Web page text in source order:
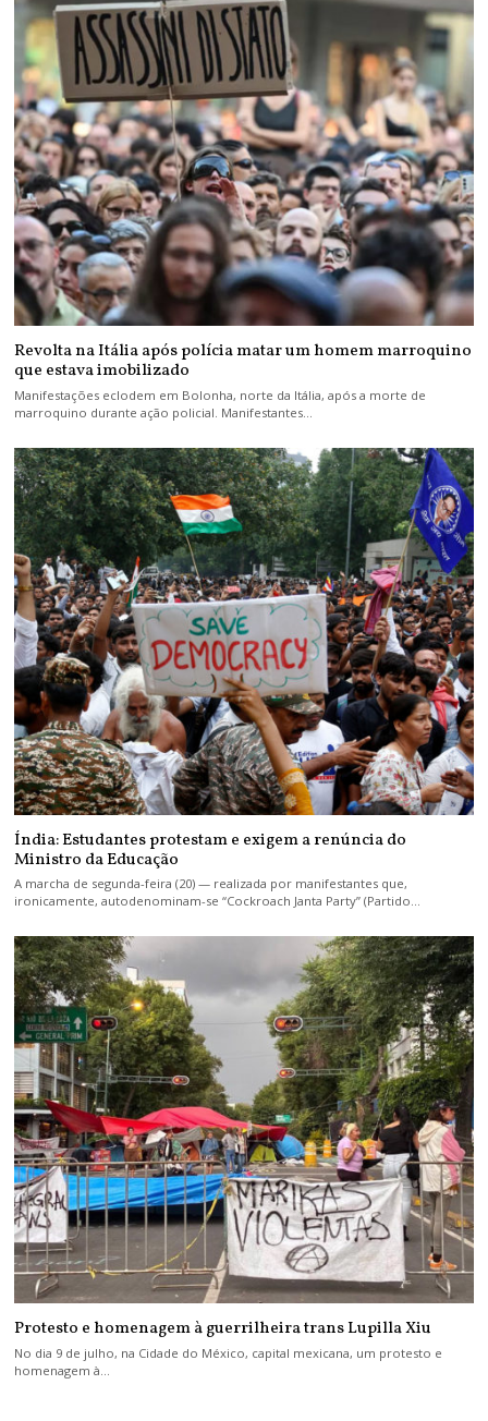
Revolta na Itália após polícia matar um homem marroquino
que estava imobilizado
Manifestações eclodem em Bolonha, norte da Itália, após a morte de
marroquino durante ação policial. Manifestantes…
Índia: Estudantes protestam e exigem a renúncia do
Ministro da Educação
A marcha de segunda-feira (20) — realizada por manifestantes que,
ironicamente, autodenominam-se “Cockroach Janta Party” (Partido…
Protesto e homenagem à guerrilheira trans Lupilla Xiu
No dia 9 de julho, na Cidade do México, capital mexicana, um protesto e
homenagem à…